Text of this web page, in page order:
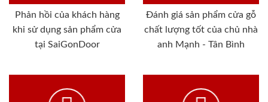
Phản hồi của khách hàng
khi sử dụng sản phẩm cửa
tại SaiGonDoor
Đánh giá sản phẩm cửa gỗ
chất lượng tốt của chủ nhà
anh Mạnh - Tân Bình